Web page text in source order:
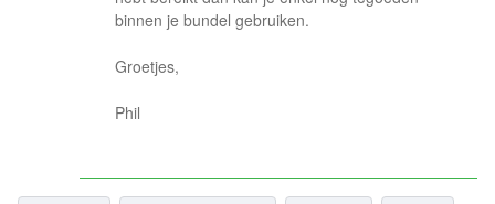
binnen je bundel gebruiken.
Groetjes,
Phil